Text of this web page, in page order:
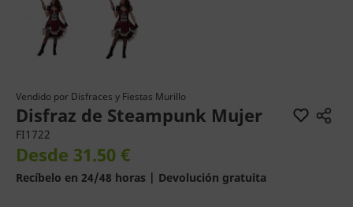
Vendido por Disfraces y Fiestas Murillo
Disfraz de Steampunk Mujer
FI1722
Desde 31.50 €
Recíbelo en 24/48 horas | Devolución gratuita